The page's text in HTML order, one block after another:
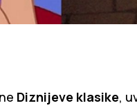
Diznijeve klasike,